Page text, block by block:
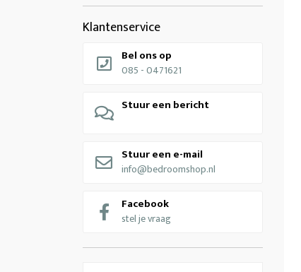
Klantenservice
Bel ons op
085 - 0471621
Stuur een bericht
Stuur een e-mail
info@bedroomshop.nl
Facebook
stel je vraag